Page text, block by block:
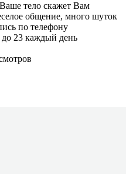
тело скажет Вам
общение, много шуток
по телефону
23 каждый день